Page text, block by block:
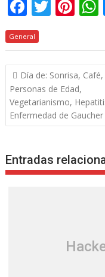
F
ac
e
b
o
o
k
T
itt
er
Pi
er
e
st A
General
Navegación
de
entradas
Día de: Sonrisa, Café,
Personas de Edad,
Vegetarianismo,
Enfermedad de Gaucher
Entradas